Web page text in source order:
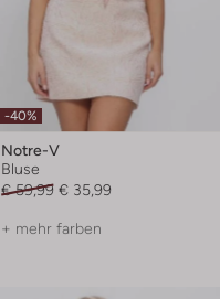
-40%
Notre-V
Bluse
€ 59,99 € 35,99
+ mehr farben